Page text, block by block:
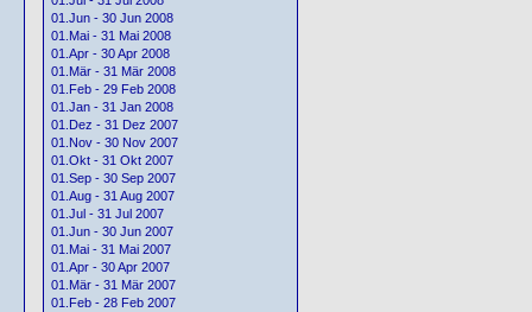
01.Jun - 30 Jun 2008
01.Mai - 31 Mai 2008
01.Apr - 30 Apr 2008
01.Mär - 31 Mär 2008
01.Feb - 29 Feb 2008
01.Jan - 31 Jan 2008
01.Dez - 31 Dez 2007
01.Nov - 30 Nov 2007
01.Okt - 31 Okt 2007
01.Sep - 30 Sep 2007
01.Aug - 31 Aug 2007
01.Jul - 31 Jul 2007
01.Jun - 30 Jun 2007
01.Mai - 31 Mai 2007
01.Apr - 30 Apr 2007
01.Mär - 31 Mär 2007
01.Feb - 28 Feb 2007